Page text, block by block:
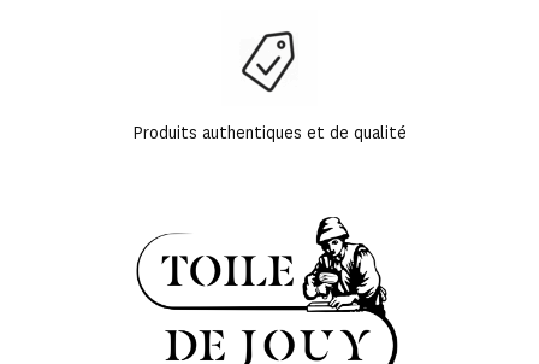
Produits authentiques et de qualité